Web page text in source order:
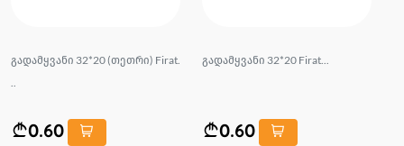
გადამყვანი 32*20 (თეთრი) Firat.
..
0.60
გადამყვანი 32*20 Firat...
0.60